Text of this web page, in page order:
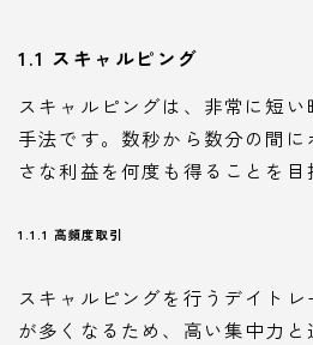
1.1 スキャルピング
スキャルピングは、非常に短い
手法です。数秒から数分の間
さな利益を何度も得ることを目
1.1.1 高頻度取引
スキャルピングを行うデイト
が多くなるため、高い集中力